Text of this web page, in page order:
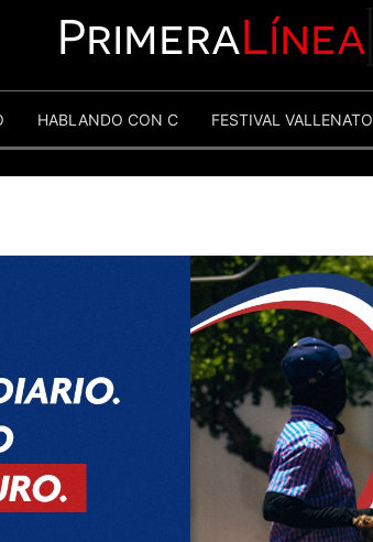
PrimeraLínea
HABLANDO CON C FESTIVAL VALLENATO